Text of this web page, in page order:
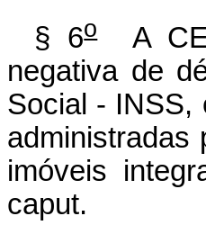
§ 6oA CEF
negativa de
Social - INSS,
administradas
imóveis
caput.